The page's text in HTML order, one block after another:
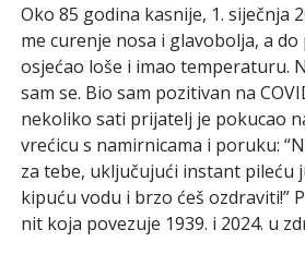
Oko 85 godina kasnije, 1. siječnja
me curenje nosa i glavobolja, a do
osjećao loše i imao temperaturu.
sam se. Bio sam pozitivan na
nekoliko sati prijatelj je pokucao
vrećicu s namirnicama i poruku:
za tebe, uključujući instant pileću
kipuću vodu i brzo ćeš ozdraviti!”
nit koja povezuje 1939. i 2024. u